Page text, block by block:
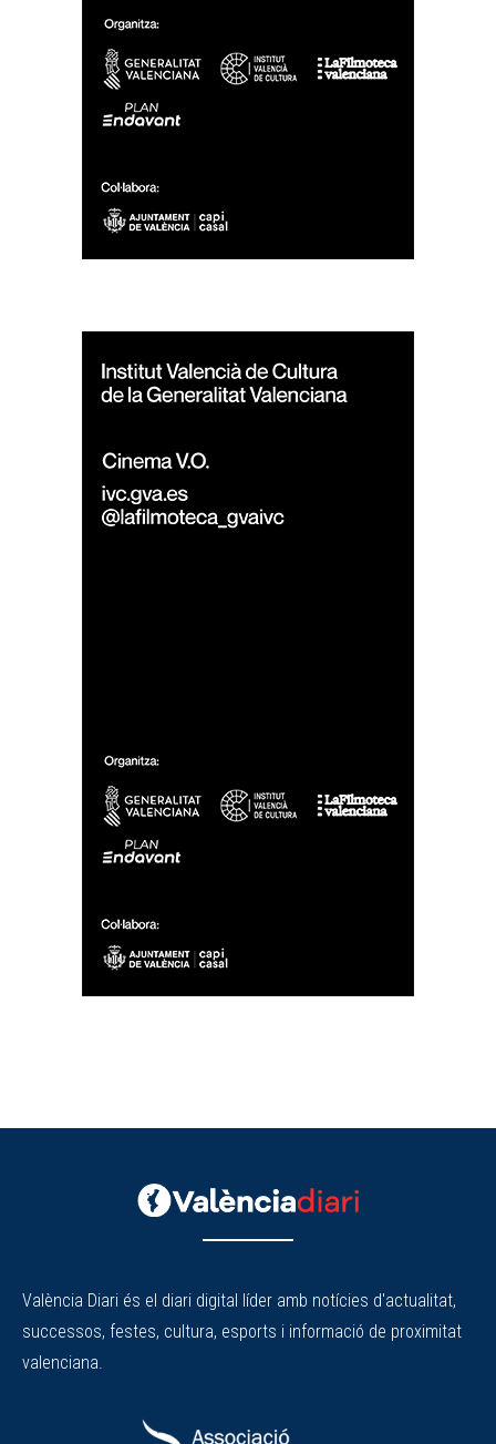
València Diari és el diari digital líder amb notícies d'actualitat,
successos, festes, cultura, esports i informació de proximitat
valenciana.